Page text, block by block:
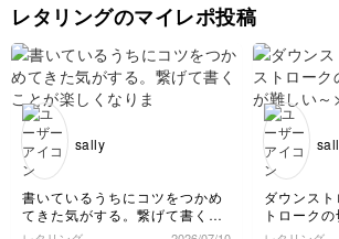
レタリングのマイレポ投稿
sally
書いているうちにコツをつかめ
てきた気がする。繋げて書くこ
とが楽しくなりました。これか
ダウンス
トローク
難しい～